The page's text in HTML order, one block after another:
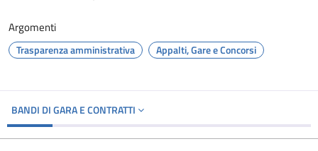
Argomenti
Trasparenza amministrativa Appalti, Gare e Concorsi
BANDI DI GARA E CONTRATTI